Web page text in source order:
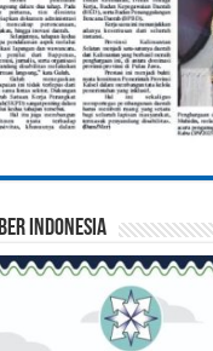
Indonesia